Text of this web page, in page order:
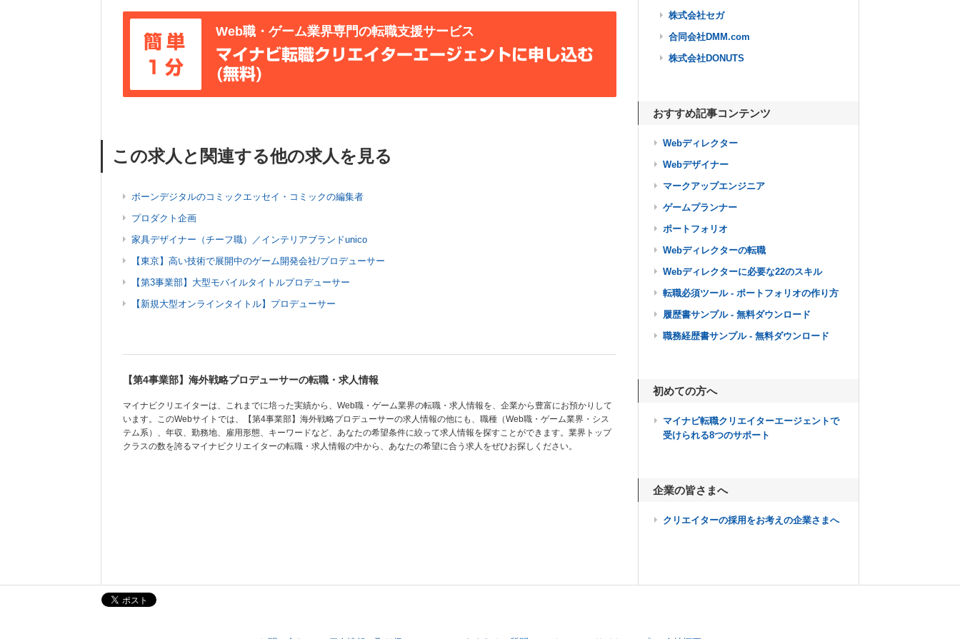
簡単
1分
Web職・ゲーム業界専門の転職支援サービス
マイナビ転職クリエイターエージェントに申し込む
(無料)
この求人と関連する他の求人を見る
ボーンデジタルのコミックエッセイ・コミックの編集者
プロダクト企画
家具デザイナー（チーフ職）／インテリアブランドunico
【東京】高い技術で展開中のゲーム開発会社/プロデューサー
【第3事業部】大型モバイルタイトルプロデューサー
【新規大型オンラインタイトル】プロデューサー
【第4事業部】海外戦略プロデューサーの転職・求人情報
マイナビクリエイターは、これまでに培った実績から、Web職・ゲーム業界の転職・求人情報を、企業から豊富にお預かりして
います。このWebサイトでは、【第4事業部】海外戦略プロデューサーの求人情報の他にも、職種（Web職・ゲーム業界・シス
テム系）、年収、勤務地、雇用形態、キーワードなど、あなたの希望条件に絞って求人情報を探すことができます。業界トップ
クラスの数を誇るマイナビクリエイターの転職・求人情報の中から、あなたの希望に合う求人をぜひお探しください。
株式会社セガ
合同会社DMM.com
株式会社DONUTS
おすすめ記事コンテンツ
Webディレクター
Webデザイナー
マークアップエンジニア
ゲームプランナー
ポートフォリオ
Webディレクターの転職
Webディレクターに必要な22のスキル
転職必須ツール - ポートフォリオの作り方
履歴書サンプル - 無料ダウンロード
職務経歴書サンプル - 無料ダウンロード
初めての方へ
マイナビ転職クリエイターエージェントで
受けられる8つのサポート
企業の皆さまへ
クリエイターの採用をお考えの企業さまへ